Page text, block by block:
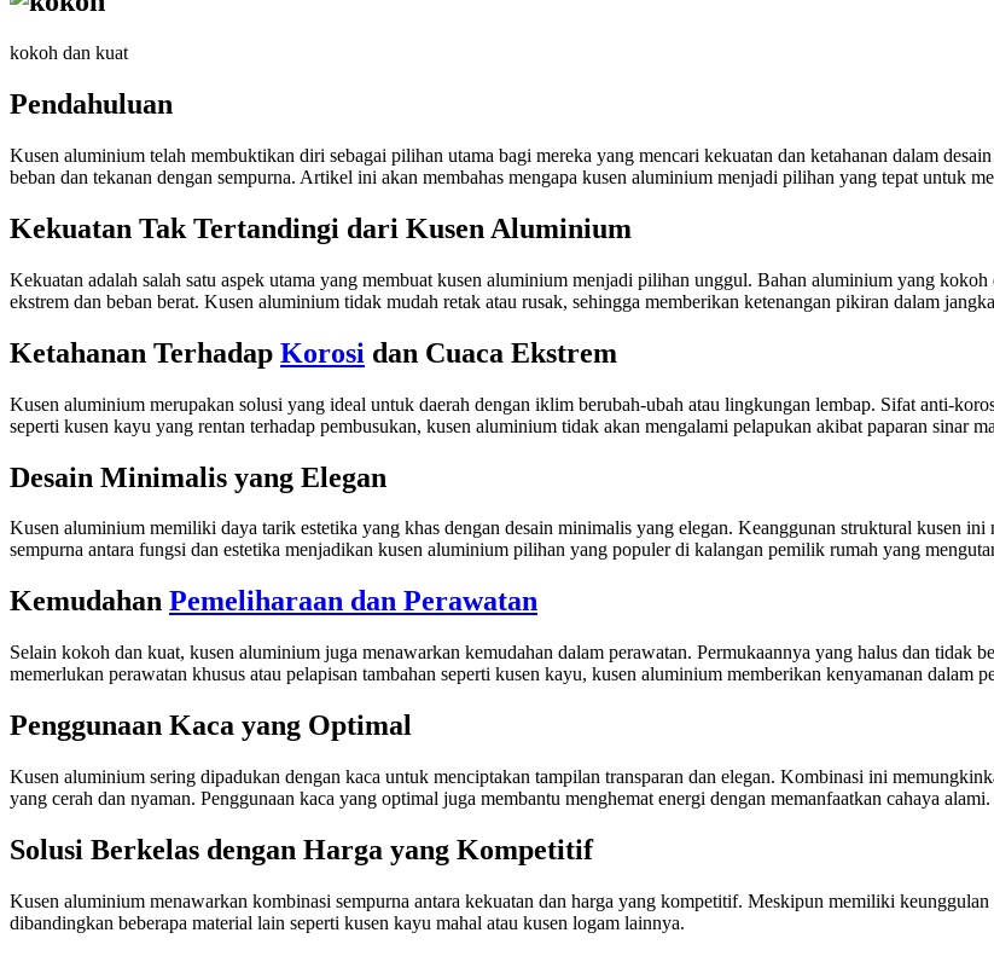
kokoh dan kuat
Pendahuluan
Kusen aluminium telah membuktikan diri sebagai pilihan utama bagi mereka yang mencari kekuatan dan ketahanan dalam
beban dan tekanan dengan sempurna. Artikel ini akan membahas mengapa kusen aluminium menjadi pilihan yang tepat untuk
Kekuatan Tak Tertandingi dari Kusen Aluminium
Kekuatan adalah salah satu aspek utama yang membuat kusen aluminium menjadi pilihan unggul. Bahan aluminium yang
ekstrem dan beban berat. Kusen aluminium tidak mudah retak atau rusak, sehingga memberikan ketenangan pikiran dalam
Ketahanan Terhadap Korosi dan Cuaca Ekstrem
Kusen aluminium merupakan solusi yang ideal untuk daerah dengan iklim berubah-ubah atau lingkungan lembap. Sifat anti-
seperti kusen kayu yang rentan terhadap pembusukan, kusen aluminium tidak akan mengalami pelapukan akibat paparan sinar
Desain Minimalis yang Elegan
Kusen aluminium memiliki daya tarik estetika yang khas dengan desain minimalis yang elegan. Keanggunan struktural kusen
sempurna antara fungsi dan estetika menjadikan kusen aluminium pilihan yang populer di kalangan pemilik rumah yang
Kemudahan Pemeliharaan dan Perawatan
Selain kokoh dan kuat, kusen aluminium juga menawarkan kemudahan dalam perawatan. Permukaannya yang halus dan tidak
memerlukan perawatan khusus atau pelapisan tambahan seperti kusen kayu, kusen aluminium memberikan kenyamanan dalam
Penggunaan Kaca yang Optimal
Kusen aluminium sering dipadukan dengan kaca untuk menciptakan tampilan transparan dan elegan. Kombinasi ini
yang cerah dan nyaman. Penggunaan kaca yang optimal juga membantu menghemat energi dengan memanfaatkan cahaya alami.
Solusi Berkelas dengan Harga yang Kompetitif
Kusen aluminium menawarkan kombinasi sempurna antara kekuatan dan harga yang kompetitif. Meskipun memiliki
dibandingkan beberapa material lain seperti kusen kayu mahal atau kusen logam lainnya.